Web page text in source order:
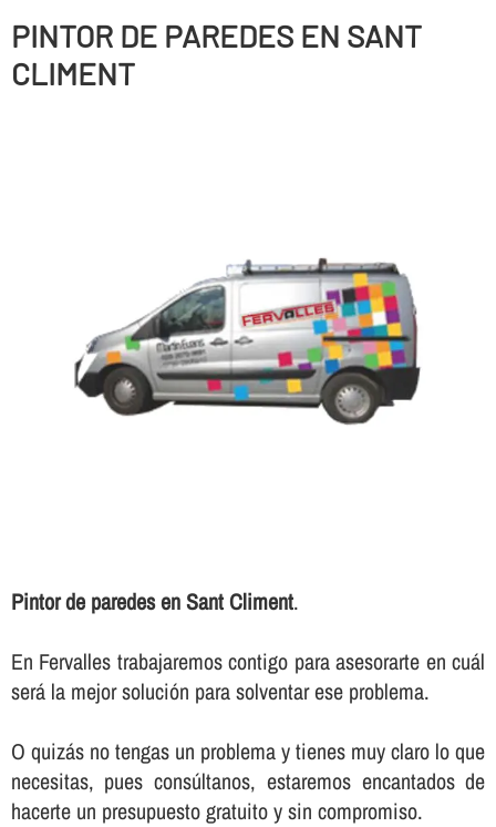
PINTOR DE PAREDES EN SANT
CLIMENT
Pintor de paredes en Sant Climent.
En Fervalles trabajaremos contigo para asesorarte en cuál
será la mejor solución para solventar ese problema.
O quizás no tengas un problema y tienes muy claro lo que
necesitas, pues consúltanos, estaremos encantados de
hacerte un presupuesto gratuito y sin compromiso.